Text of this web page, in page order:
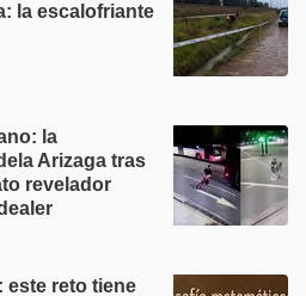
la escalofriante
la
Arizaga tras
revelador
este reto tiene